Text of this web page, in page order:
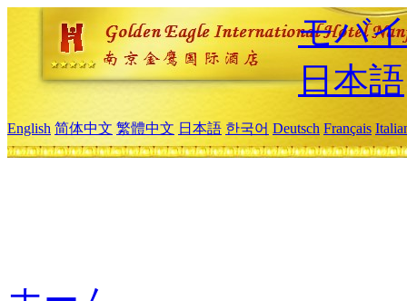
モバ
日本語
English 简体中文 繁體中文 日本語 한국어 Deutsch Français